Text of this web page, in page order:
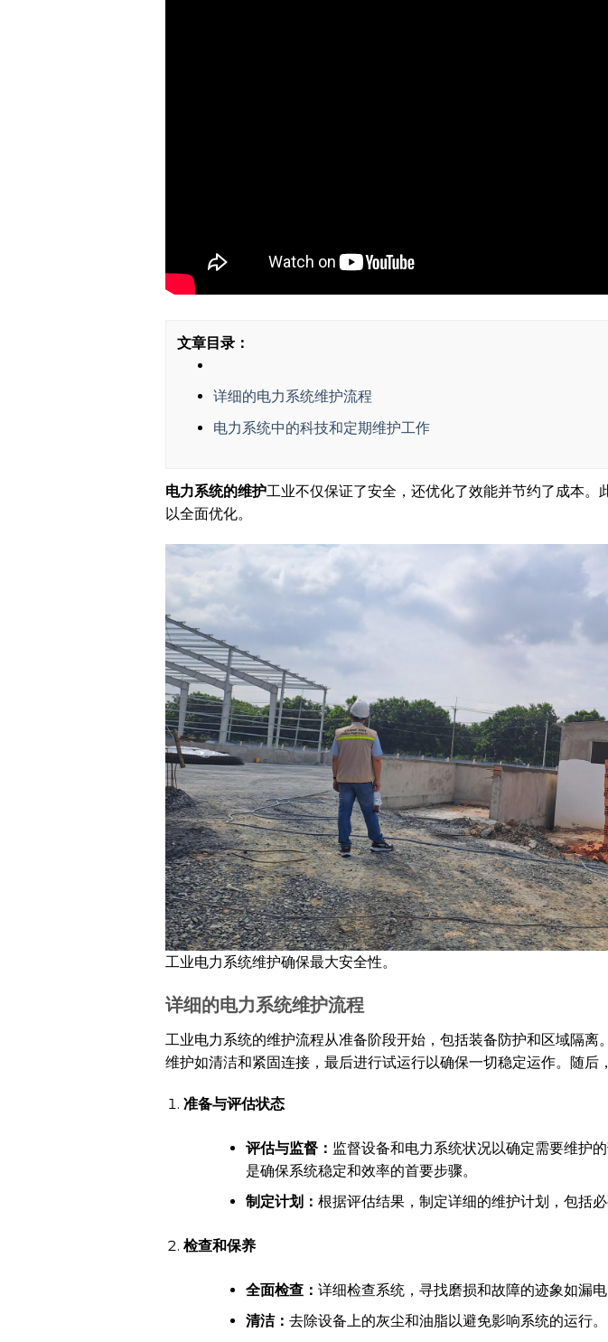
文章目录：
详细的电力系统维护流程
电力系统中的科技和定期维护工作
电力系统的维护工业不仅保证了安全，还优化了效能并节约了成本
以全面优化。
工业电力系统维护确保最大安全性。
详细的电力系统维护流程
工业电力系统的维护流程从准备阶段开始，包括装备防护和区域隔
维护如清洁和紧固连接，最后进行试运行以确保一切稳定运作。随后
准备与评估状态
评估与监督： 监督设备和电力系统状况以确定需要维护
是确保系统稳定和效率的首要步骤。
制定计划： 根据评估结果，制定详细的维护计划，包括
检查和保养
全面检查： 详细检查系统，寻找磨损和故障的迹象如漏
清洁： 去除设备上的灰尘和油脂以避免影响系统的运行。